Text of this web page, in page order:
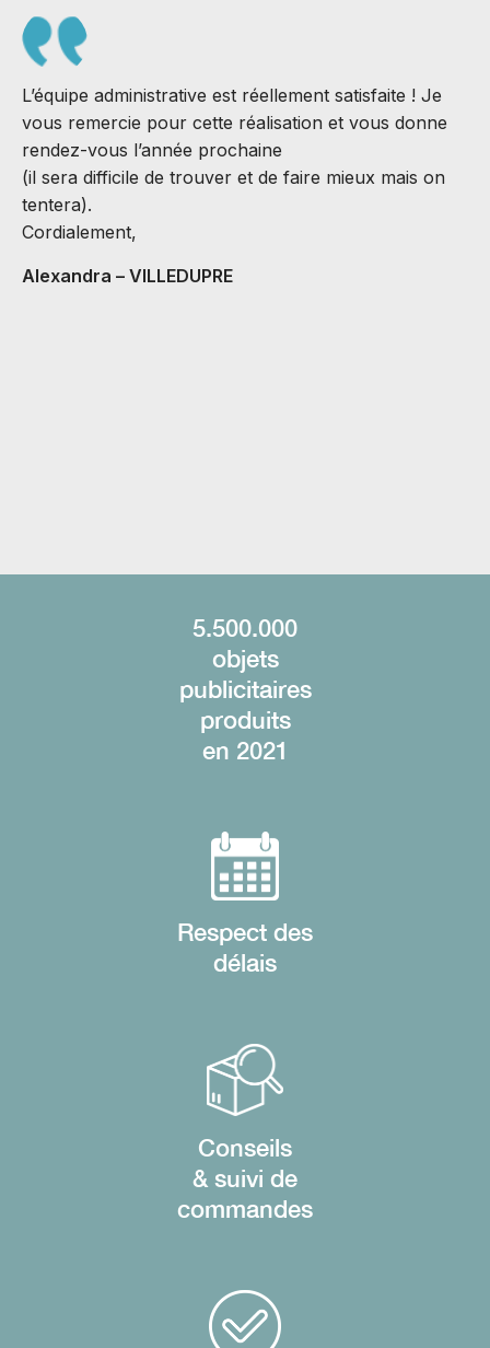
L’équipe administrative est réellement satisfaite ! Je
vous remercie pour cette réalisation et vous donne
rendez-vous l’année prochaine
(il sera difficile de trouver et de faire mieux mais on
tentera).
Cordialement,
Alexandra – VILLEDUPRE
5.500.000
objets
publicitaires
produits
en 2021
Respect des
délais
Conseils
& suivi de
commandes